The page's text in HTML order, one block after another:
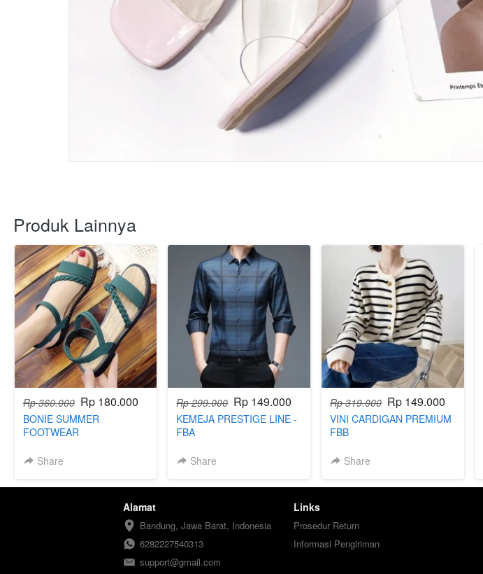
Produk Lainnya
Rp 360.000 Rp 180.000
BONIE SUMMER
FOOTWEAR
Share
Rp 299.000 Rp 149.000
KEMEJA PRESTIGE LINE -
FBA
Share
Rp 319.000 Rp 149.000
VINI CARDIGAN PREMIUM
FBB
Share
Alamat
Bandung, Jawa Barat, Indonesia
6282227540313
support@gmail.com
Links
Prosedur Return
Informasi Pengiriman